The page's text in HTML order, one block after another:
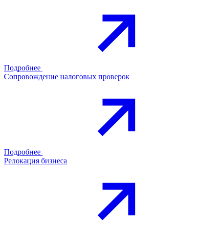
Подробнее
Сопровождение налоговых проверок
Подробнее
Релокация бизнеса